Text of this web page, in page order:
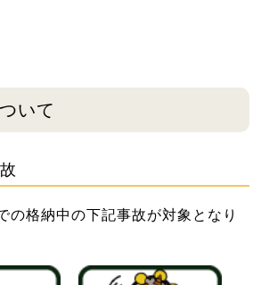
いて
の格納中の下記事故が対象となり